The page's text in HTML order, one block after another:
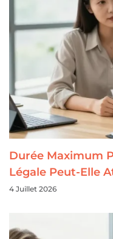
Durée Maximum
Légale Peut-Elle
4 Juillet 2026